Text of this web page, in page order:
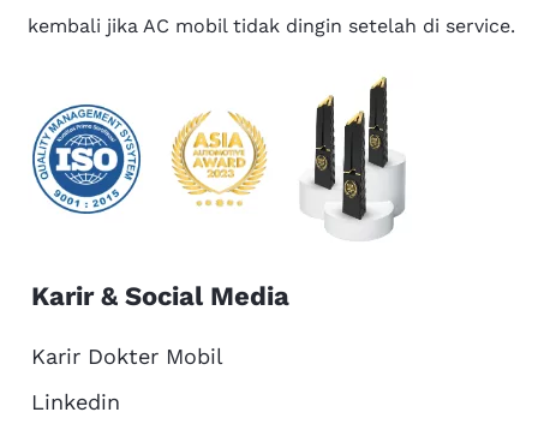
kembali jika AC mobil tidak dingin setelah di service.
Karir & Social Media
Karir Dokter Mobil
Linkedin